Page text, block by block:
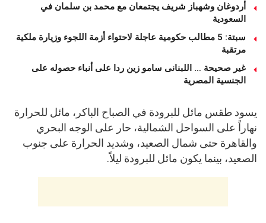
أردوغان وشهباز شريف يجتمعان مع محمد بن سلمان في
السعودية
سبتة: 5 مطالب حكومية عاجلة لاحتواء أزمة اللجوء وزيارة ملكية
مرتقبة
غير صحيحة … اللبنانى سامو زين ردا على أنباء حصوله على
الجنسية المصرية
​يسود طقس مائل للبرودة في الصباح الباكر، مائل للحرارة
نهاراً على السواحل الشمالية، حار على الوجه البحري
والقاهرة حتى شمال الصعيد، وشديد الحرارة على جنوب
الصعيد، بينما يكون مائل للبرودة ليلاً.